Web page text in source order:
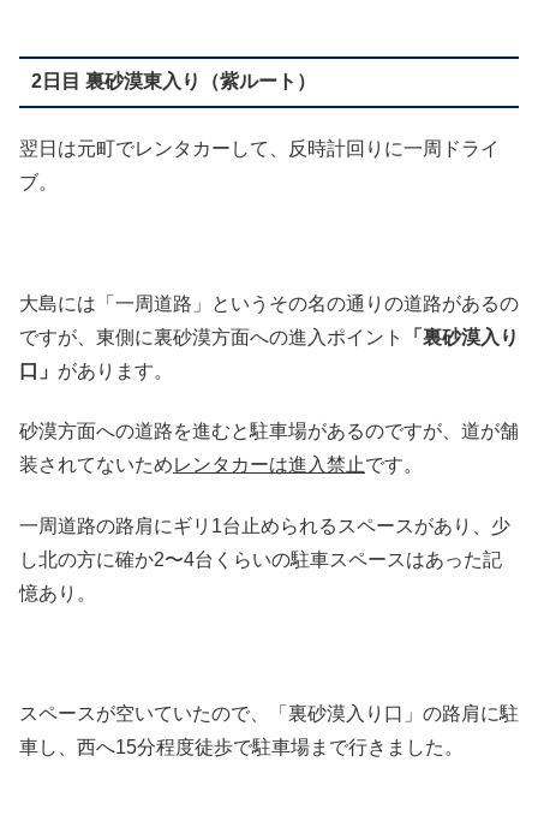
2日目 裏砂漠東入り（紫ルート）
翌日は元町でレンタカーして、反時計回りに一周ドライ
ブ。
大島には「一周道路」というその名の通りの道路があるの
ですが、東側に裏砂漠方面への進入ポイント
「裏砂漠入り
口」 があります。
砂漠方面への道路を進むと駐車場があるのですが、道が舗
装されてないためレンタカーは進入禁止です。
一周道路の路肩にギリ1台止められるスペースがあり、少
し北の方に確か2〜4台くらいの駐車スペースはあった記
憶あり。
スペースが空いていたので、「裏砂漠入り口」の路肩に駐
車し、西へ15分程度徒歩で駐車場まで行きました。